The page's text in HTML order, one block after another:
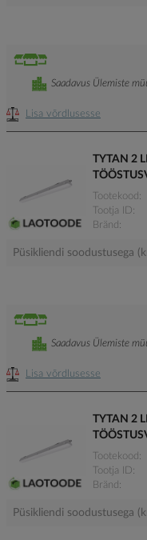
Lisa võrdlusesse
Saadavus Ülemiste
TYTAN 2
Tootekood
Tootja ID
Bränd
Püsikliendi soodustusega
Lisa võrdlusesse
Saadavus Ülemiste
TYTAN 2
Tootekood
Tootja ID
Bränd
Püsikliendi soodustusega